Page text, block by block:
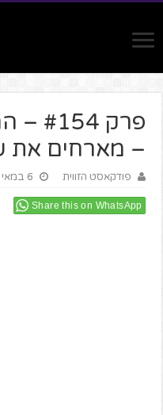
פרק
– מארחים את
פודקאסט הזווית 6 במאי 2020
Share this on WhatsApp